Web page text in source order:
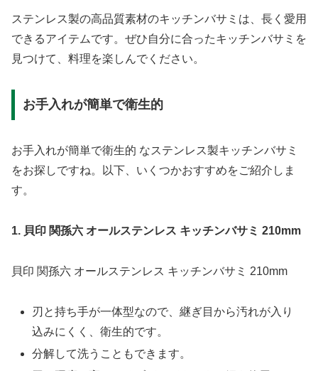
ステンレス製の高品質素材のキッチンバサミは、長く愛用
できるアイテムです。ぜひ自分に合ったキッチンバサミを
見つけて、料理を楽しんでください。
お手入れが簡単で衛生的
お手入れが簡単で衛生的 なステンレス製キッチンバサミ
をお探しですね。以下、いくつかおすすめをご紹介しま
す。
1. 貝印 関孫六 オールステンレス キッチンバサミ 210mm
貝印 関孫六 オールステンレス キッチンバサミ 210mm
刃と持ち手が一体型なので、継ぎ目から汚れが入り
込みにくく、衛生的です。
分解して洗うこともできます。